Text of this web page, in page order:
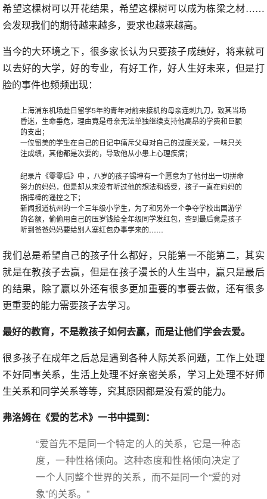
希望这棵树可以开花结果，希望这棵树可以成为栋梁之材……
会发现我们的期待越来越多，要求也越来越高。
当今的大环境之下，很多家长认为只要孩子成绩好，将来就可
以去好的大学，好的专业，有好工作，好人生好未来，但是打
脸的事件也频频出现：
上海浦东机场赴日留学5年的青年对前来接机的母亲连刺九刀，致其当场
昏迷，生命垂危，理由竟是母亲无法单独继续支持他高昂的学费和巨额
的支出；
一位留美的学生在自己的日记中痛斥父母对自己的过度关爱，一味只关
注成绩，其他都是次要的，导致他从小患上心理疾病；
纪录片《零零后》中 ，八岁的孩子锡坤有一个愿意为了他付出一切拼命
努力的妈妈，但是却从来没有听过他的想法和感受，孩子一直在妈妈的
指挥棒的遥控之下；
新闻报道杭州的一个三年级小学生，为了和另外一个争夺学校出国游学
的名额，偷偷用自己的压岁钱给全年级同学发红包，查到最后竟是孩子
听到爸爸妈妈要给别人塞红包办事学来的……
我们总是希望自己的孩子什么都好，只能第一不能第二，其实
就是在教孩子去赢，但是在孩子漫长的人生当中，赢只是最后
的结果，除了赢以外还有很多更加重要的事要去做，还有很多
更重要的能力需要孩子去学习。
最好的教育，不是教孩子如何去赢，而是让他们学会去爱。
很多孩子在成年之后总是遇到各种人际关系问题，工作上处理
不好同事关系，生活上处理不好亲密关系，学习上处理不好师
生关系和同学关系等等，究其原因都是没有爱的能力。
弗洛姆在《爱的艺术》一书中提到：
“爱首先不是同一个特定的人的关系，它是一种态
度，一种性格倾向。这种态度和性格倾向决定了
一个人同整个世界的关系，而不是同一个“爱的对
象”的关系。”